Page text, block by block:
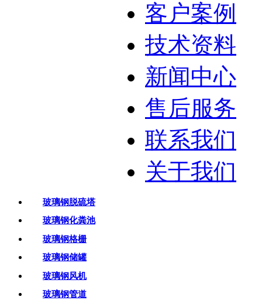
客户案例
技术资料
新闻中心
售后服务
联系我们
关于我们
玻璃钢脱硫塔
玻璃钢化粪池
玻璃钢格栅
玻璃钢储罐
玻璃钢风机
玻璃钢管道